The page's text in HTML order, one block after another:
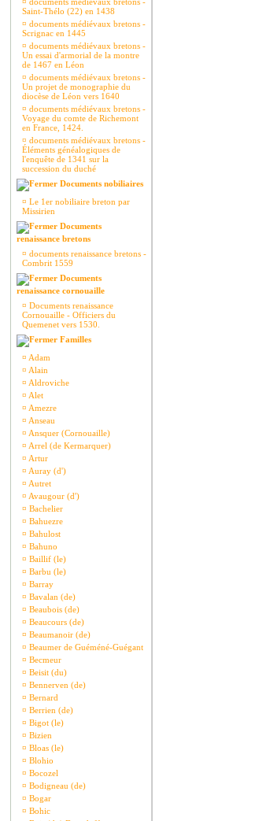
Saint-Thélo (22) en 1438
¤ documents médiévaux bretons -
Scrignac en 1445
¤ documents médiévaux bretons -
Un essai d'armorial de la montre
de 1467 en Léon
¤ documents médiévaux bretons -
Un projet de monographie du
diocèse de Léon vers 1640
¤ documents médiévaux bretons -
Voyage du comte de Richemont
en France, 1424.
¤ documents médiévaux bretons -
Éléments généalogiques de
l'enquête de 1341 sur la
succession du duché
Documents nobiliaires
¤ Le 1er nobiliaire breton par
Missirien
Documents
renaissance bretons
¤ documents renaissance bretons -
Combrit 1559
Documents
renaissance cornouaille
¤ Documents renaissance
Cornouaille - Officiers du
Quemenet vers 1530.
Familles
¤ Adam
¤ Alain
¤ Aldroviche
¤ Alet
¤ Amezre
¤ Anseau
¤ Ansquer (Cornouaille)
¤ Arrel (de Kermarquer)
¤ Artur
¤ Auray (d')
¤ Autret
¤ Avaugour (d')
¤ Bachelier
¤ Bahuezre
¤ Bahulost
¤ Bahuno
¤ Baillif (le)
¤ Barbu (le)
¤ Barray
¤ Bavalan (de)
¤ Beaubois (de)
¤ Beaucours (de)
¤ Beaumanoir (de)
¤ Beaumer de Guéméné-Guégant
¤ Becmeur
¤ Beisit (du)
¤ Bennerven (de)
¤ Bernard
¤ Berrien (de)
¤ Bigot (le)
¤ Bizien
¤ Bloas (le)
¤ Blohio
¤ Bocozel
¤ Bodigneau (de)
¤ Bogar
¤ Bohic